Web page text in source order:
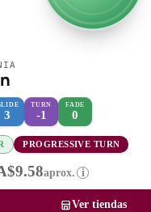
3
TURN
-1
FADE
0
PROGRESSIVE TURN
aprox. i
Ver tiendas